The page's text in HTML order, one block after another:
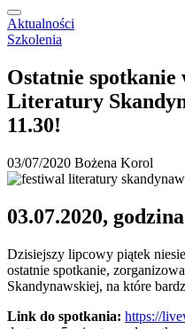
Aktualności
Szkolenia
Ostatnie
Literatury
11.30!
03/07/2020 Bożena Korol
03.07.2020,
Dzisiejszy lipcowy piątek
ostatnie spotkanie,
Skandynawskiej, na które
Link do spotkania: https://